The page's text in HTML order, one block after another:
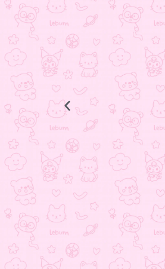
فیگور ۳۰ سانتی پاتریک
3.880.000 تومان